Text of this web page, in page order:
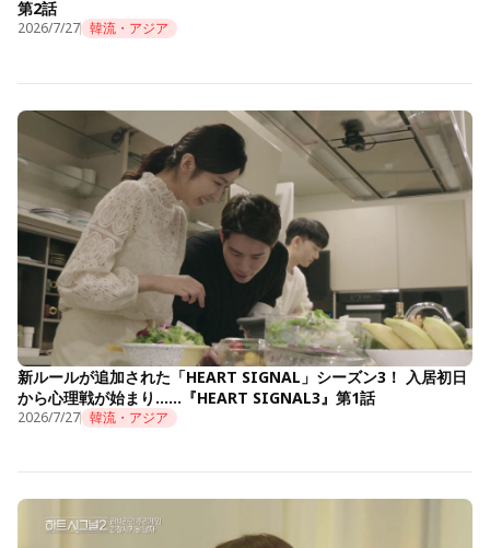
第2話
2026/7/27 韓流・アジア
新ルールが追加された「HEART SIGNAL」シーズン3！ 入居初日
から心理戦が始まり……『HEART SIGNAL3』第1話
2026/7/27 韓流・アジア